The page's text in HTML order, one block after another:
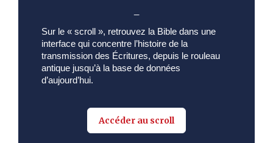
Sur le « scroll », retrouvez la Bible dans une
interface qui concentre l’histoire de la
transmission des Écritures, depuis le rouleau
antique jusqu’à la base de données
d’aujourd’hui.
Accéder au scroll